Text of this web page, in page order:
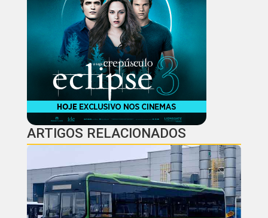
ARTIGOS RELACIONADOS